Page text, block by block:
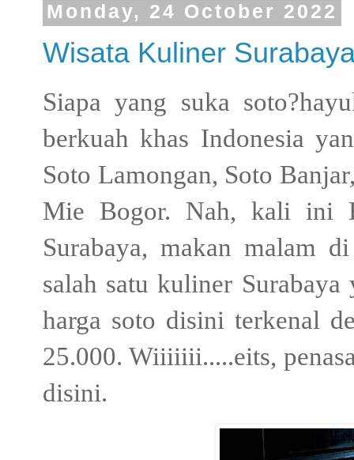
Monday, 24 October 2022
Wisata Kuliner
Siapa yang suka
berkuah khas Indonesia
Soto Lamongan, Soto
Mie Bogor. Nah, kali ini
Surabaya, makan malam
salah satu kuliner
harga soto disini terkenal
25.000. Wiiiiiii.....eits,
disini.